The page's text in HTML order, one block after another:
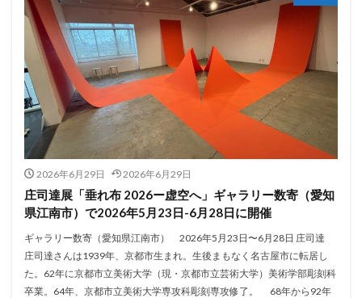
2026年6月29日 2026年6月29日
庄司達展「垂れ布 2026ー虚空へ」ギャラリー数寄（愛知
県江南市）で2026年5月23日-6月28日に開催
ギャラリー数寄（愛知県江南市） 2026年5月23日〜6月28日 庄司達
庄司達さんは1939年、京都市生まれ。生後まもなく名古屋市に転居し
た。62年に京都市立美術大学（現・京都市立芸術大学）美術学部彫刻科
卒業。64年、京都市立美術大学専攻科彫刻専攻修了。 68年から92年